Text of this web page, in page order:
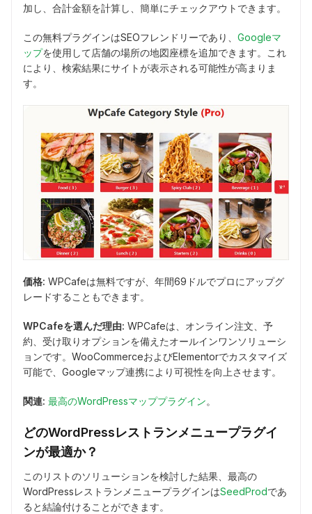
加し、合計金額を計算し、簡単にチェックアウトできます。
この無料プラグインはSEOフレンドリーであり、 Googleマ
ップを使用して店舗の場所の地図座標を追加できます。これ
により、検索結果にサイトが表示される可能性が高まりま
す。
価格: WPCafeは無料ですが、年間69ドルでプロにアップグ
レードすることもできます。
WPCafeを選んだ理由: WPCafeは、オンライン注文、予
約、受け取りオプションを備えたオールインワンソリューシ
ョンです。WooCommerceおよびElementorでカスタマイズ
可能で、Googleマップ連携により可視性を向上させます。
関連: 最高のWordPressマッププラグイン。
どのWordPressレストランメニュープラグイ
ンが最適か？
このリストのソリューションを検討した結果、最高の
WordPressレストランメニュープラグインはSeedProdであ
ると結論付けることができます。